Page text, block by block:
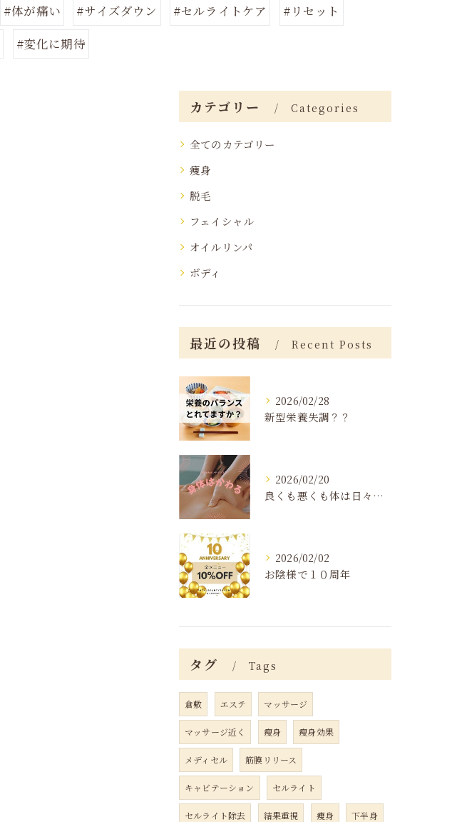
#体が痛い #サイズダウン #セルライトケア
#リセット
#変化に期待
カテゴリー Categories
全てのカテゴリー
痩身
脱毛
フェイシャル
オイルリンパ
ボディ
最近の投稿 Recent Posts
2026/02/28
新型栄養失調？？
2026/02/20
良くも悪くも体は日々変化する
2026/02/02
お陰様で１０周年
タグ Tags
倉敷 エステ マッサージ
マッサージ近く 瘦身 瘦身効果
メディセル 筋膜リリース
キャビテーション セルライト
セルライト除去 結果重視 痩身 下半身